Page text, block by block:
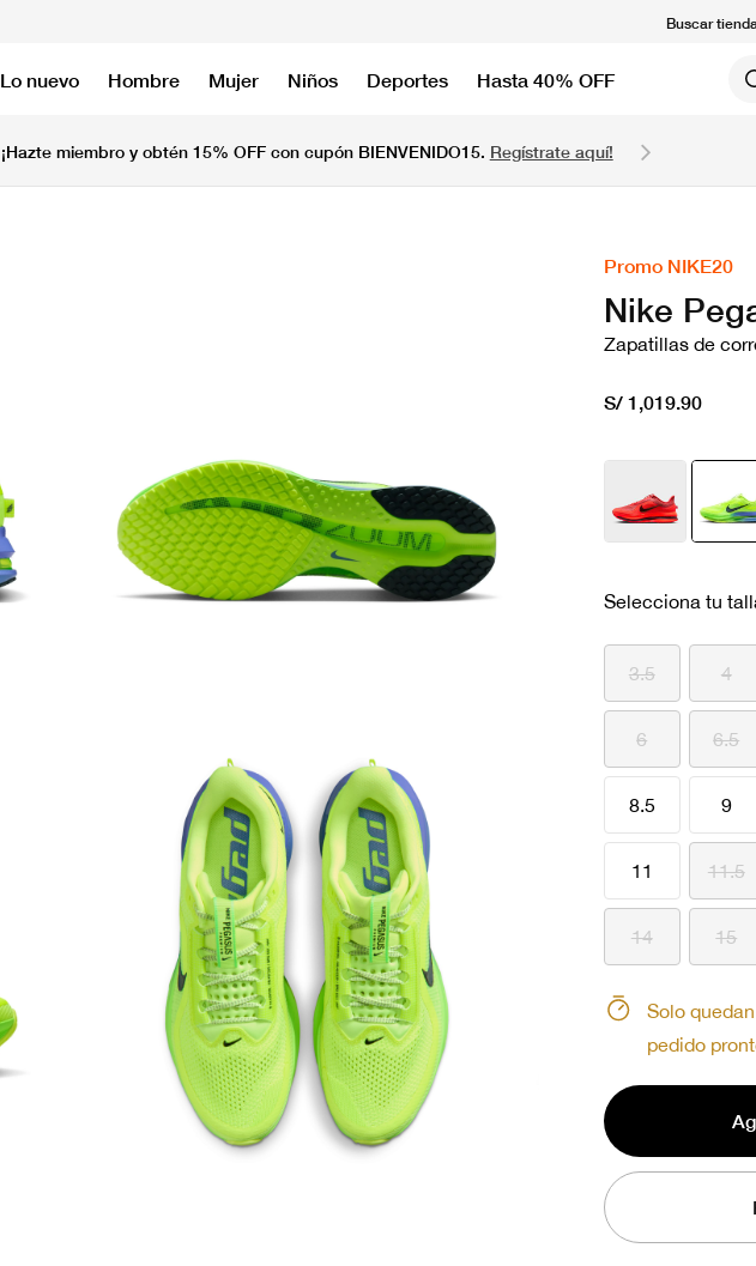
Buscar
Lo nuevo Hombre Mujer Niños Deportes Hasta 40% OFF
¡Hazte miembro y obtén 15% OFF con cupón BIENVENIDO15. Regístrate aquí!
Promo NIKE20
Nike
Zapatillas de
S/ 1,019.90
Selecciona tu
3.5 4
6 6.5
8.5 9
11 11.5
14 15
Solo
pedido